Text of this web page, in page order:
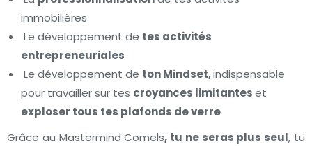
immobilières
Le développement de tes activités
entrepreneuriales
Le développement de ton Mindset,indispensable
pour travailler sur tes croyances limitanteset
exploser tous tes plafonds de verre
Grâce au Mastermind Comels, tu ne seras plus seul, tu